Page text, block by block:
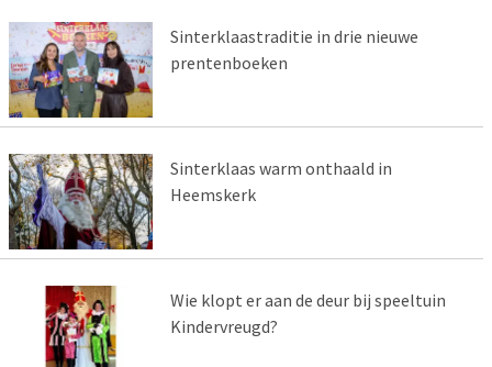
Sinterklaastraditie in drie nieuwe
prentenboeken
Sinterklaas warm onthaald in
Heemskerk
Wie klopt er aan de deur bij speeltuin
Kindervreugd?